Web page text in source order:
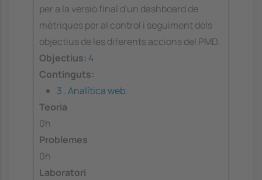
per a la versió final d'un dashboard de
mètriques per al control i seguiment dels
objectius de les diferents accions del PMD.
Objectius: 4
Continguts:
3 . Analítica web.
Teoria
0h
Problemes
0h
Laboratori